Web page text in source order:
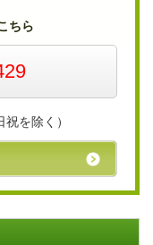
ちら
を除く）